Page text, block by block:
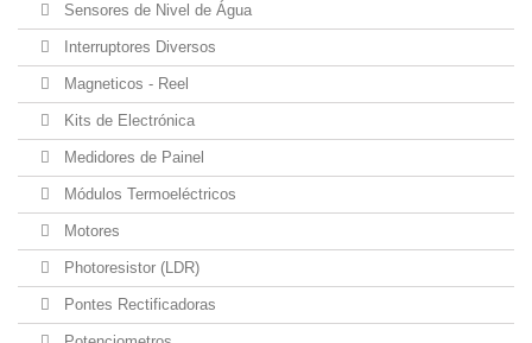
Sensores de Nivel de Água
Interruptores Diversos
Magneticos - Reel
Kits de Electrónica
Medidores de Painel
Módulos Termoeléctricos
Motores
Photoresistor (LDR)
Pontes Rectificadoras